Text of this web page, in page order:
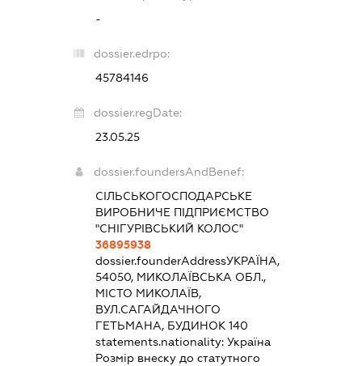
-
dossier.edrpo:
45784146
dossier.regDate:
23.05.25
dossier.foundersAndBenef:
СІЛЬСЬКОГОСПОДАРСЬКЕ
ВИРОБНИЧЕ ПІДПРИЄМСТВО
"СНІГУРІВСЬКИЙ КОЛОС"
36895938
dossier.founderAddressУКРАЇНА,
54050, МИКОЛАЇВСЬКА ОБЛ.,
МІСТО МИКОЛАЇВ,
ВУЛ.САГАЙДАЧНОГО
ГЕТЬМАНА, БУДИНОК 140
statements.nationality:Україна
Розмір внеску до статутного